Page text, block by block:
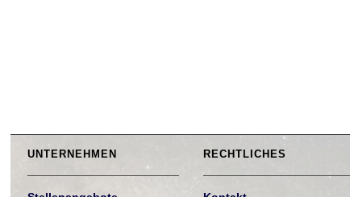
UNTERNEHMEN RECHTLICHES